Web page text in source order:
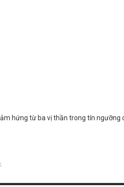
hứng từ ba vị thần trong tín ngưỡng